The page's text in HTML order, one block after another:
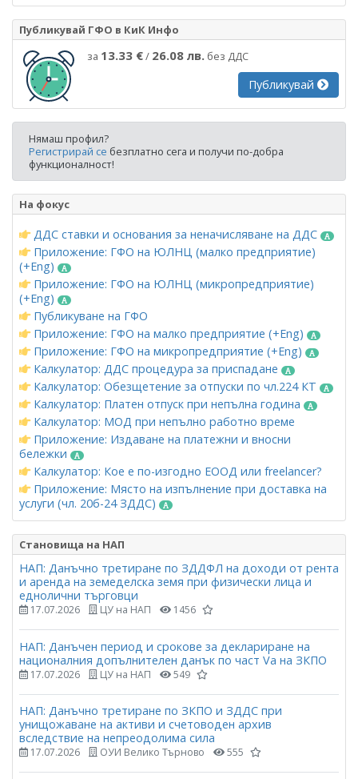
Публикувай ГФО в КиК Инфо
за 13.33 €/ 26.08 лв. без ДДС
Публикувай
Нямаш профил?
Регистрирай се безплатно сега и получи по-добра
функционалност!
На фокус
ДДС ставки и основания за неначисляване на ДДС
Приложение: ГФО на ЮЛНЦ (малко предприятие)
(+Eng)
Приложение: ГФО на ЮЛНЦ (микропредприятие)
(+Eng)
Публикуване на ГФО
Приложение: ГФО на малко предприятие (+Eng)
Приложение: ГФО на микропредприятие (+Eng)
Калкулатор: ДДС процедура за приспадане
Калкулатор: Обезщетение за отпуски по чл.224 КТ
Калкулатор: Платен отпуск при непълна година
Калкулатор: МОД при непълно работно време
Приложение: Издаване на платежни и вносни
бележки
Калкулатор: Кое е по-изгодно ЕООД или freelancer?
Приложение: Място на изпълнение при доставка на
услуги (чл. 20б-24 ЗДДС)
Становища на НАП
НАП: Данъчно третиране по ЗДДФЛ на доходи от рента
и аренда на земеделска земя при физически лица и
еднолични търговци
17.07.2026 ЦУ на НАП 1456
НАП: Данъчен период и срокове за деклариране на
националния допълнителен данък по част Vа на ЗКПО
17.07.2026 ЦУ на НАП 549
НАП: Данъчно третиране по ЗКПО и ЗДДС при
унищожаване на активи и счетоводен архив
вследствие на непреодолима сила
17.07.2026 ОУИ Велико Търново 555